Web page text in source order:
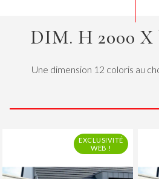
DIM. H 2000 X
Une dimension 12 coloris au
EXCLUSIVITÉ
WEB !